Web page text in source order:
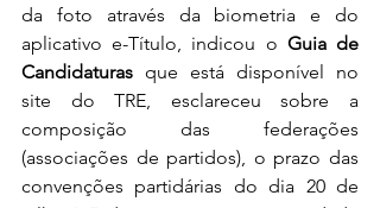
da foto através da biometria e do
aplicativo e-Título, indicou o Guia de
Candidaturas que está disponível no
site do TRE, esclareceu sobre a
composição das federações
(associações de partidos), o prazo das
convenções partidárias do dia 20 de